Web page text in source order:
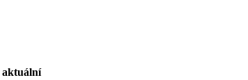
aktuální